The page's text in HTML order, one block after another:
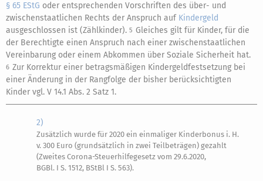
§ 65 EStG oder entsprechenden Vorschriften des über- und
zwischenstaatlichen Rechts der Anspruch auf Kindergeld
ausgeschlossen ist (Zählkinder). 5 Gleiches gilt für Kinder, für die
der Berechtigte einen Anspruch nach einer zwischenstaatlichen
Vereinbarung oder einem Abkommen über Soziale Sicherheit hat.
6 Zur Korrektur einer betragsmäßigen Kindergeldfestsetzung bei
einer Änderung in der Rangfolge der bisher berücksichtigten
Kinder vgl. V 14.1 Abs. 2 Satz 1.
2)
Zusätzlich wurde für 2020 ein einmaliger Kinderbonus i. H.
v. 300 Euro (grundsätzlich in zwei Teilbeträgen) gezahlt
(Zweites Corona-Steuerhilfegesetz vom 29.6.2020,
BGBl. I S. 1512, BStBl I S. 563).